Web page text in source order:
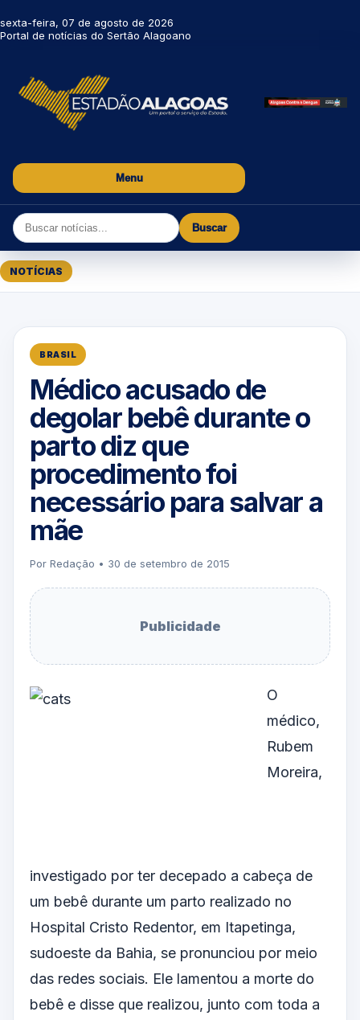
sexta-feira, 07 de agosto de 2026
Portal de notícias do Sertão Alagoano
Menu
Buscar
NOTÍCIAS
BRASIL
Médico acusado de
degolar bebê durante o
parto diz que
procedimento foi
necessário para salvar a
mãe
Por Redação • 30 de setembro de 2015
Publicidade
O
médico,
Rubem
Moreira,
investigado por ter decepado a cabeça de
um bebê durante um parto realizado no
Hospital Cristo Redentor, em Itapetinga,
sudoeste da Bahia, se pronunciou por meio
das redes sociais. Ele lamentou a morte do
bebê e disse que realizou, junto com toda a